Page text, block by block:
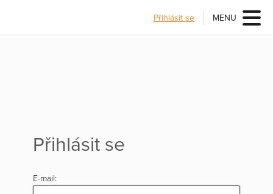
Přihlásit se MENU
Přihlásit se
E-mail: